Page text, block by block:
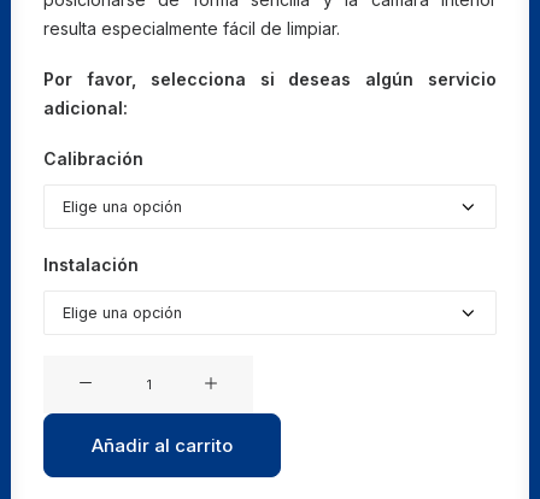
resulta especialmente fácil de limpiar.
Por favor, selecciona si deseas algún servicio
adicional:
Calibración
Instalación
vacío
115
Añadir al carrito